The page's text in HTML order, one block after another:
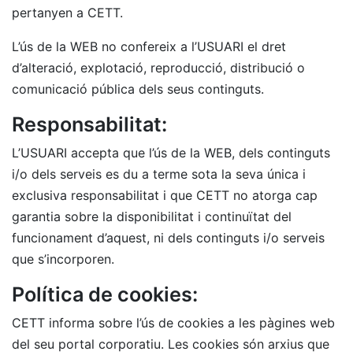
pertanyen a CETT.
L’ús de la WEB no confereix a l’USUARI el dret
d’alteració, explotació, reproducció, distribució o
comunicació pública dels seus continguts.
Responsabilitat:
L’USUARI accepta que l’ús de la WEB, dels continguts
i/o dels serveis es du a terme sota la seva única i
exclusiva responsabilitat i que CETT no atorga cap
garantia sobre la disponibilitat i continuïtat del
funcionament d’aquest, ni dels continguts i/o serveis
que s’incorporen.
Política de cookies:
CETT informa sobre l’ús de cookies a les pàgines web
del seu portal corporatiu. Les cookies són arxius que